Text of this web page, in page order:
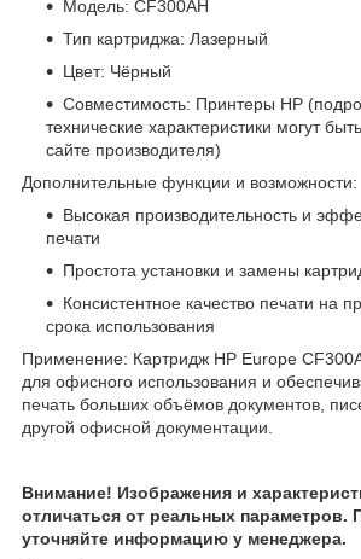
Модель: CF300AH
Тип картриджа: Лазерный
Цвет: Чёрный
Совместимость: Принтеры HP
технические характеристики могут
сайте производителя)
Дополнительные функции и возможности:
Высокая производительность и
печати
Простота установки и замены
Консистентное качество печати на
срока использования
Применение: Картридж HP Europe
для офисного использования и
печать больших объёмов документов,
другой офисной документации.
Внимание! Изображения и
отличаться от реальных параметров.
уточняйте информацию у менеджера.